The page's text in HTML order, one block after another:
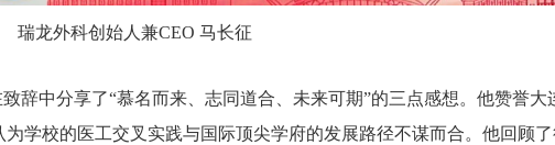
瑞龙外科创始人兼CEO 马长征
辞中分享了“慕名而来、志同道合、未来可期”的三点感想。他赞誉大
学校的医工交叉实践与国际顶尖学府的发展路径不谋而合。他回顾